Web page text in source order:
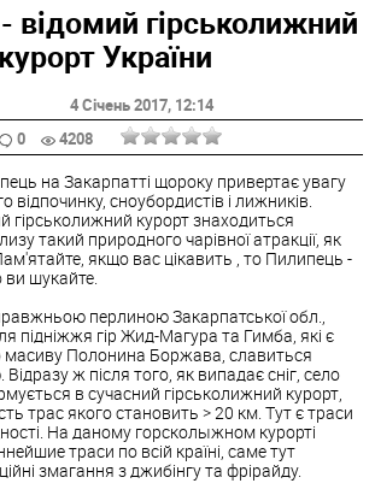
відомий гірськолижний
курорт України
4 Січень 2017, 12:14
0
4208
на Закарпатті щороку привертає увагу
відпочинку, сноубордистів і лижників.
гірськолижний курорт знаходиться
такий природного чарівної атракції, як
якщо вас цікавить , то Пилипець -
ви шукайте.
перлиною Закарпатської обл.,
підніжжя гір Жид-Магура та Гимба, які є
масиву Полонина Боржава, славиться
ж після того, як випадає сніг, село
в сучасний гірськолижний курорт,
трас якого становить > 20 км. Тут є траси
На даному горсколыжном курорті
траси по всій країні, саме тут
змагання з джибінгу та фрірайду.